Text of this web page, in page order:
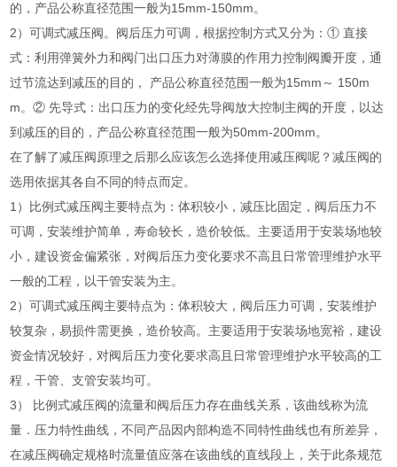
的，产品公称直径范围一般为15mm-150mm。
2）可调式减压阀。阀后压力可调，根据控制方式又分为：① 直接
式：利用弹簧外力和阀门出口压力对薄膜的作用力控制阀瓣开度，通
过节流达到减压的目的， 产品公称直径范围一般为15mm～ 150m
m。② 先导式：出口压力的变化经先导阀放大控制主阀的开度，以达
到减压的目的，产品公称直径范围一般为50mm-200mm。
在了解了减压阀原理之后那么应该怎么选择使用减压阀呢？减压阀的
选用依据其各自不同的特点而定。
1）比例式减压阀主要特点为：体积较小，减压比固定，阀后压力不
可调，安装维护简单，寿命较长，造价较低。主要适用于安装场地较
小，建设资金偏紧张，对阀后压力变化要求不高且日常管理维护水平
一般的工程，以干管安装为主。
2）可调式减压阀主要特点为：体积较大，阀后压力可调，安装维护
较复杂，易损件需更换，造价较高。主要适用于安装场地宽裕，建设
资金情况较好，对阀后压力变化要求高且日常管理维护水平较高的工
程，干管、支管安装均可。
3） 比例式减压阀的流量和阀后压力存在曲线关系，该曲线称为流
量．压力特性曲线，不同产品因内部构造不同特性曲线也有所差异，
在减压阀确定规格时流量值应落在该曲线的直线段上，关于此条规范